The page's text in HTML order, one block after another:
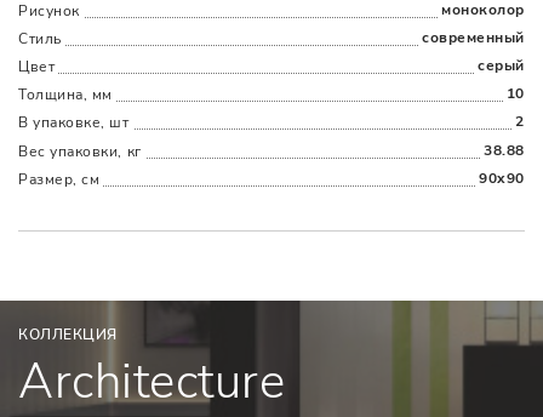
Рисунок
моноколор
Стиль
современный
Цвет
серый
Толщина, мм
10
В упаковке, шт
2
Вес упаковки, кг
38.88
Размер, см
90x90
КОЛЛЕКЦИЯ
Architecture